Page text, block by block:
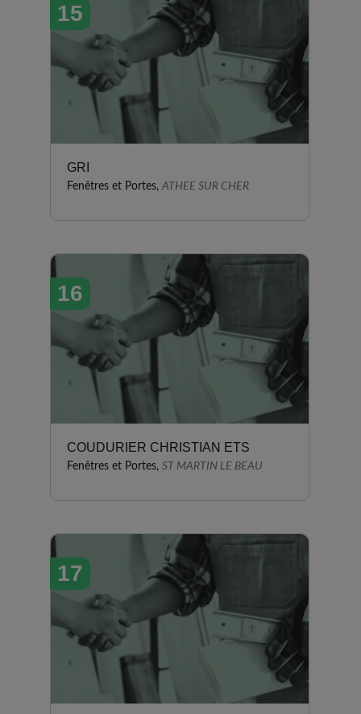
15
GRI
Fenêtres et Portes, ATHEE SUR CHER
16
COUDURIER CHRISTIAN ETS
Fenêtres et Portes, ST MARTIN LE BEAU
17